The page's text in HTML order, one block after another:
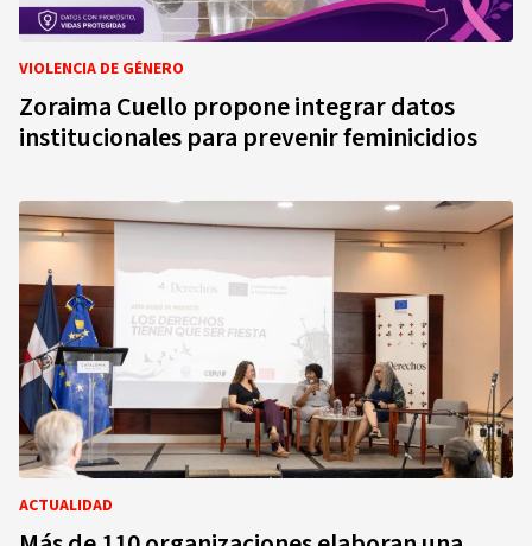
VIOLENCIA DE GÉNERO
Zoraima Cuello propone integrar datos
institucionales para prevenir feminicidios
ACTUALIDAD